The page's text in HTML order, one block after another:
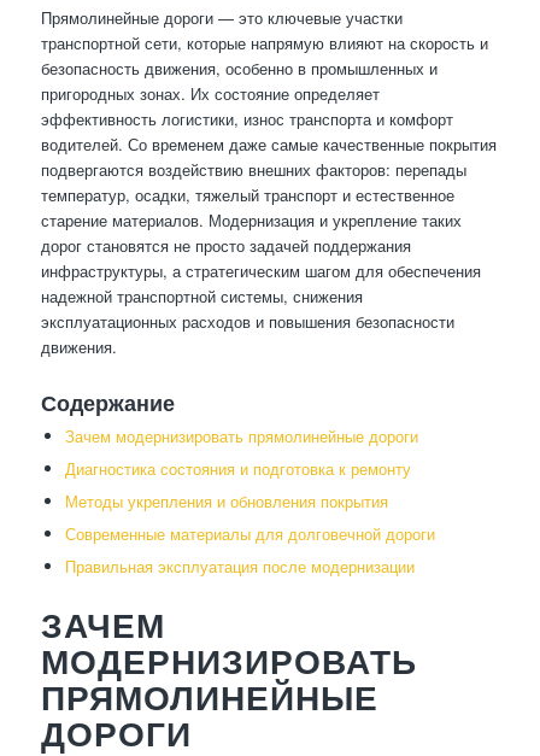
Прямолинейные дороги — это ключевые участки
транспортной сети, которые напрямую влияют на скорость и
безопасность движения, особенно в промышленных и
пригородных зонах. Их состояние определяет
эффективность логистики, износ транспорта и комфорт
водителей. Со временем даже самые качественные покрытия
подвергаются воздействию внешних факторов: перепады
температур, осадки, тяжелый транспорт и естественное
старение материалов. Модернизация и укрепление таких
дорог становятся не просто задачей поддержания
инфраструктуры, а стратегическим шагом для обеспечения
надежной транспортной системы, снижения
эксплуатационных расходов и повышения безопасности
движения.
Содержание
Зачем модернизировать прямолинейные дороги
Диагностика состояния и подготовка к ремонту
Методы укрепления и обновления покрытия
Современные материалы для долговечной дороги
Правильная эксплуатация после модернизации
ЗАЧЕМ
МОДЕРНИЗИРОВАТЬ
ПРЯМОЛИНЕЙНЫЕ
ДОРОГИ